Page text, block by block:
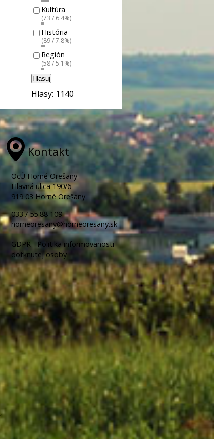
Kultúra
(73 / 6.4%)
História
(89 / 7.8%)
Región
(58 / 5.1%)
Hlasuj
Hlasy: 1140
Kontakt
OcÚ Horné Orešany
Hlavná ulica 190/6
919 03 Horné Orešany
033 / 55 88 109
horneoresany@horneoresany.sk
GDPR - Politika informovanosti
dotknutej osoby
,